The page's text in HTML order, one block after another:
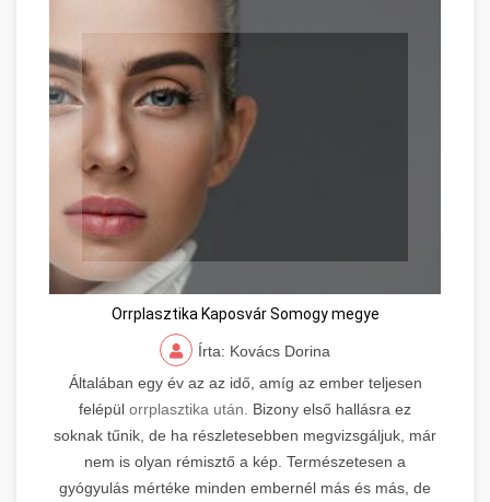
Orrplasztika Kaposvár Somogy megye
Írta: Kovács Dorina
Általában egy év az az idő, amíg az ember teljesen
felépül orrplasztika után.
Bizony első hallásra ez
soknak tűnik, de ha részletesebben megvizsgáljuk, már
nem is olyan rémisztő a kép. Természetesen a
gyógyulás mértéke minden embernél más és más, de